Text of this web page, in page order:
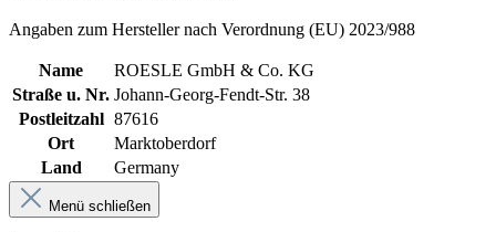
Angaben zum Hersteller nach Verordnung (EU) 2023/988
Name
ROESLE GmbH & Co. KG
Straße u. Nr. Johann-Georg-Fendt-Str. 38
Postleitzahl 87616
Ort
Marktoberdorf
Land
Germany
Menü schließen